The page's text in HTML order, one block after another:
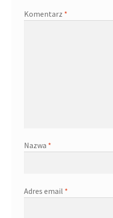
Komentarz *
Nazwa *
Adres email *